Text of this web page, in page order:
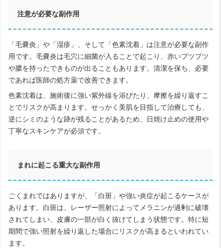
注意が必要な副作用
「毛嚢炎」や「湿疹」、そして「色素沈着」は注意が必要な副作
用です。毛嚢炎は毛穴に細菌が入ることで起こり、赤いプツプツ
や膿を持ったできものが出ることもあります。清潔を保ち、必要
であれば医師の処方薬で改善できます。
色素沈着は、施術後に強い紫外線を浴びたり、摩擦を繰り返すこ
とでリスクが高まります。せっかく美肌を目指して治療しても、
逆にシミのような跡が残ることがあるため、日焼け止めの使用や
丁寧なスキンケアが必須です。
まれに起こる重大な副作用
ごくまれではありますが、「白斑」や強い炎症が起こるケースが
あります。白斑は、レーザー照射によってメラニンが過剰に破壊
されてしまい、皮膚の一部が白く抜けてしまう状態です。特に短
期間で強い照射を繰り返した場合にリスクが高まるといわれてい
ます。